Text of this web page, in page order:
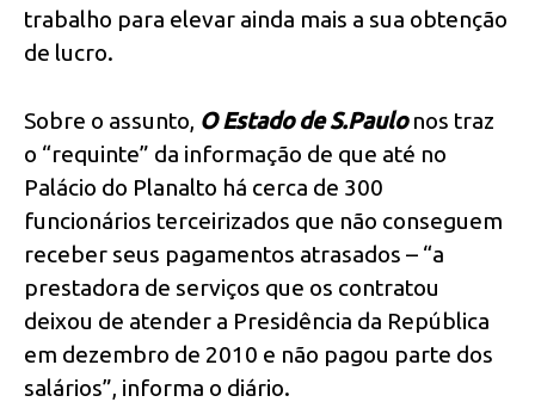
trabalho para elevar ainda mais a sua obtenção
de lucro.
Sobre o assunto, O Estado de S.Paulonos traz
o “requinte” da informação de que até no
Palácio do Planalto há cerca de 300
funcionários terceirizados que não conseguem
receber seus pagamentos atrasados – “a
prestadora de serviços que os contratou
deixou de atender a Presidência da República
em dezembro de 2010 e não pagou parte dos
salários”, informa o diário.